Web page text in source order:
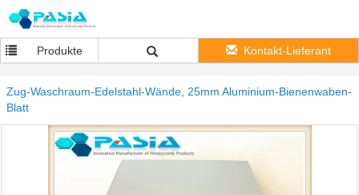
Produkte Kontakt-Lieferant
Zug-Waschraum-Edelstahl-Wände, 25mm Aluminium-Bienenwaben-
Blatt